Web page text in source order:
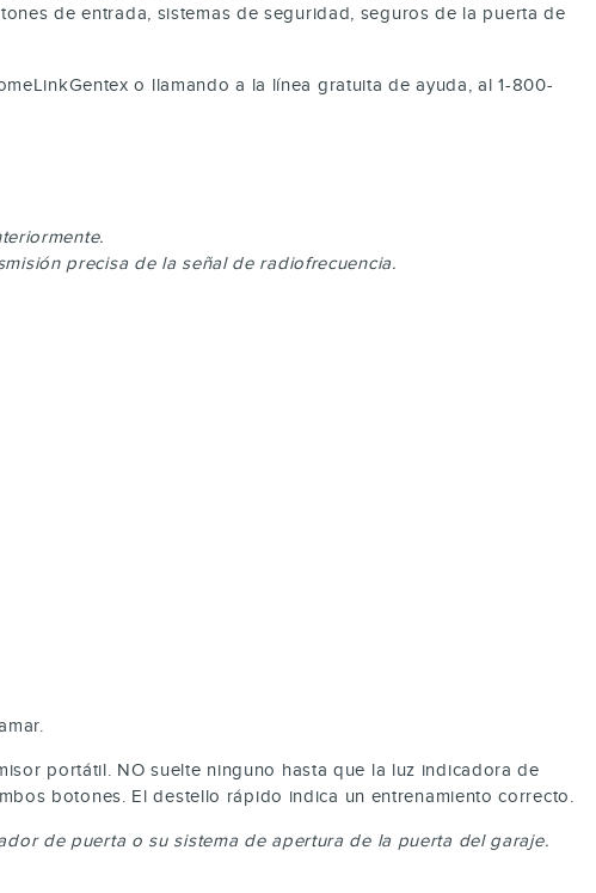
de entrada, sistemas de seguridad, seguros de la puerta de
o llamando a la línea gratuita de ayuda, al 1-800-
precisa de la señal de radiofrecuencia.
portátil. NO suelte ninguno hasta que la luz indicadora de
botones. El destello rápido indica un entrenamiento correcto.
de puerta o su sistema de apertura de la puerta del garaje.